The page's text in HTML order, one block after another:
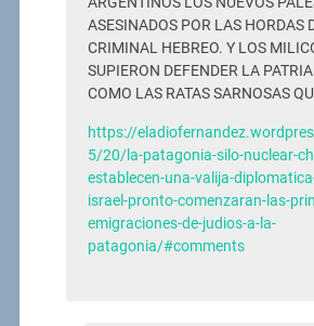
ASESINADOS POR LAS HORDAS
CRIMINAL HEBREO. Y LOS
SUPIERON DEFENDER LA
COMO LAS RATAS SARNOSAS
https://
5/20/la-patagonia-silo-nuclear-
establecen-una-valija-
israel-pronto-comenzaran-las-
emigraciones-de-judios-a-la-
patagonia/#comments